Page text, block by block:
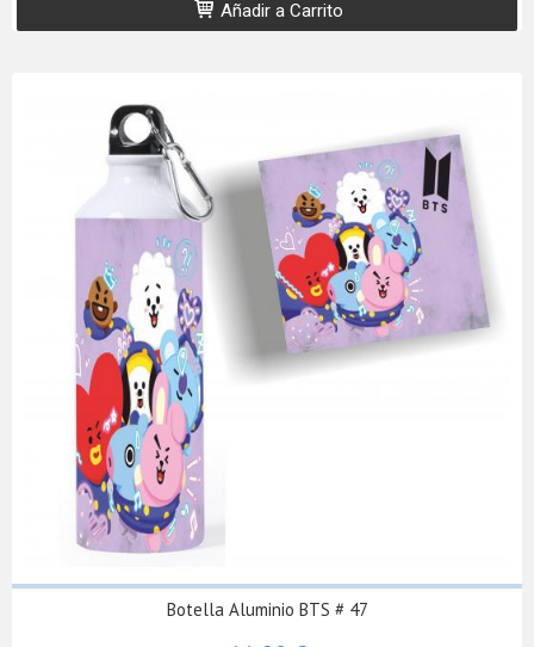
Añadir a Carrito
Botella Aluminio BTS # 47